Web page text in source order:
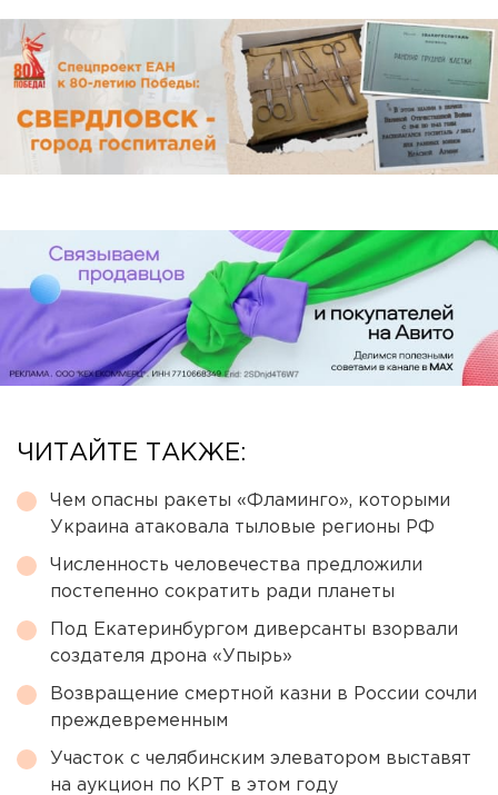
ЧИТАЙТЕ ТАКЖЕ:
Чем опасны ракеты «Фламинго», которыми
Украина атаковала тыловые регионы РФ
Численность человечества предложили
постепенно сократить ради планеты
Под Екатеринбургом диверсанты взорвали
создателя дрона «Упырь»
Возвращение смертной казни в России сочли
преждевременным
Участок с челябинским элеватором выставят
на аукцион по КРТ в этом году